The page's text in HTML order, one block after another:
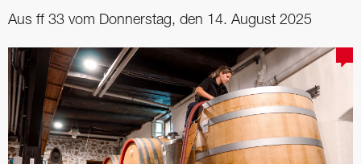
Aus ff 33 vom Donnerstag, den 14. August 2025